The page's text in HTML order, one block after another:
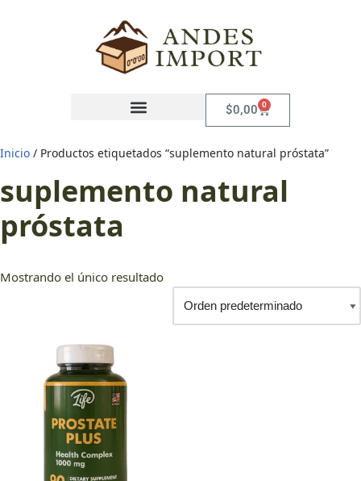
$0,00 0
Inicio / Productos etiquetados “suplemento natural próstata”
suplemento natural
próstata
Mostrando el único resultado